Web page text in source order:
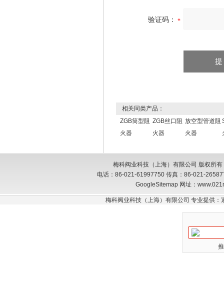
验证码：
相关同类产品：
ZGB筒型阻
火器
ZGB丝口阻
火器
放空型管道阻
火器
梅科阀业科技（上海）有限公司 版权所
电话：86-021-61997750 传真：86-021-
GoogleSitemap网址：
梅科阀业科技（上海）有限公司 专业提供